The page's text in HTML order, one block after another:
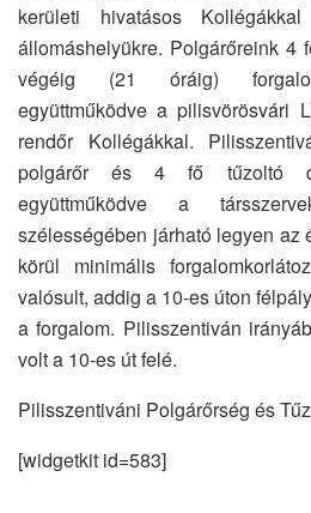
kerületi hivatásos
állomáshelyükre. Polgárőreink 4
végéig (21 óráig)
együttműködve a pilisvörösvári
rendőr Kollégákkal.
polgárőr és 4 fő tűzoltó
együttműködve a
szélességében járható legyen az
körül minimális
valósult, addig a 10-es úton
a forgalom. Pilisszentiván
volt a 10-es út felé.
Pilisszentiváni Polgárőrség és
[widgetkit id=583]